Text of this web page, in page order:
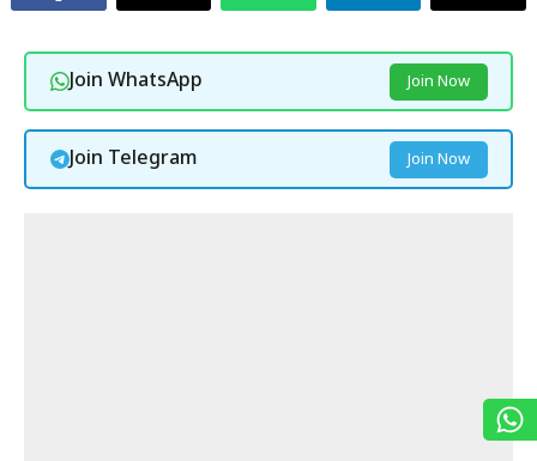
Join WhatsApp Join Now
Join Telegram Join Now